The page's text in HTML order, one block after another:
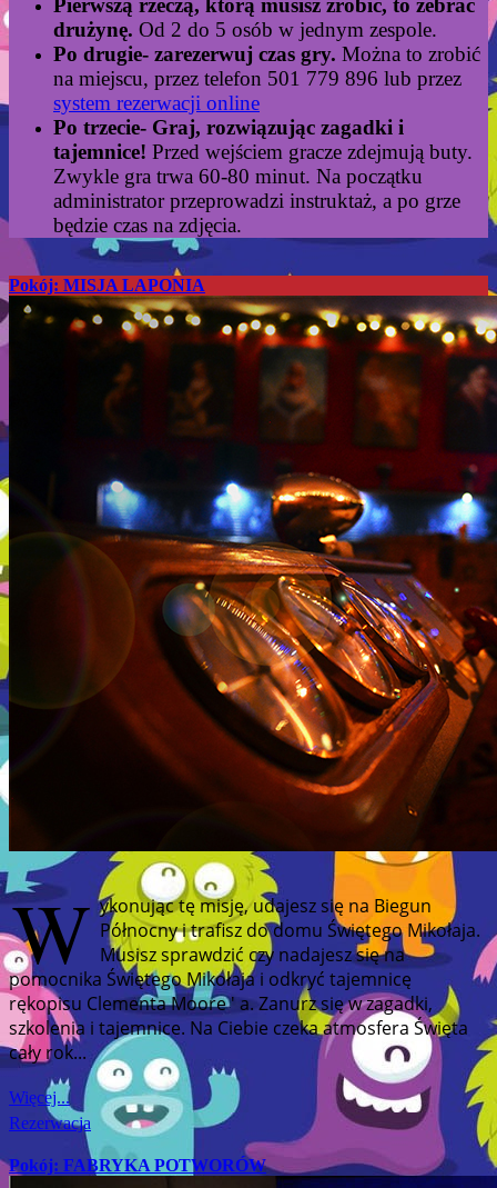
Pierwszą rzeczą, którą musisz zrobić, to zebrać
drużynę. Od 2 do 5 osób w jednym zespole.
Po drugie- zarezerwuj czas gry. Można to zrobić
na miejscu, przez telefon 501 779 896 lub przez
system rezerwacji online
Po trzecie- Graj, rozwiązując zagadki i
tajemnice! Przed wejściem gracze zdejmują buty.
Zwykle gra trwa 60-80 minut. Na początku
administrator przeprowadzi instruktaż, a po grze
będzie czas na zdjęcia.
Pokój: MISJA LAPONIA
W ykonując tę misję, udajesz się na Biegun
Północny i trafisz do domu Świętego Mikołaja.
Musisz sprawdzić czy nadajesz się na
pomocnika Świętego Mikołaja i odkryć tajemnicę
rękopisu Clementa Moore ' a. Zanurz się w zagadki,
szkolenia i tajemnice. Na Ciebie czeka atmosfera Święta
cały rok...
Więcej...
Rezerwacja
Pokój: FABRYKA POTWORÓW